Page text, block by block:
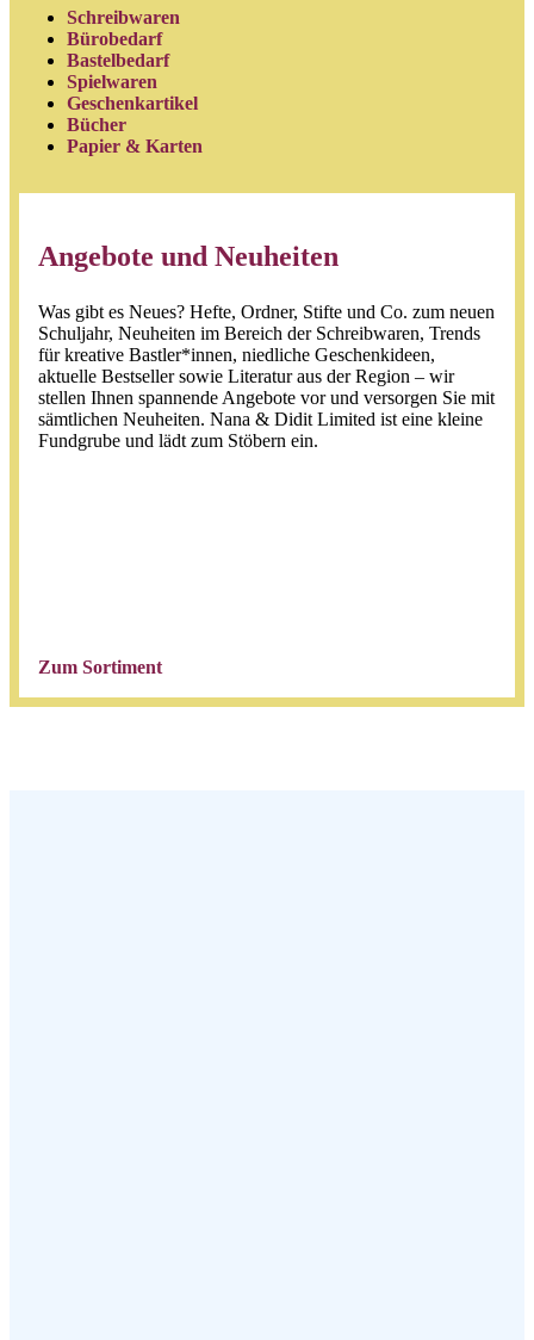
Schreibwaren
Bürobedarf
Bastelbedarf
Spielwaren
Geschenkartikel
Bücher
Papier & Karten
Angebote und Neuheiten
Was gibt es Neues? Hefte, Ordner, Stifte und Co. zum neuen
Schuljahr, Neuheiten im Bereich der Schreibwaren, Trends
für kreative Bastler*innen, niedliche Geschenkideen,
aktuelle Bestseller sowie Literatur aus der Region – wir
stellen Ihnen spannende Angebote vor und versorgen Sie mit
sämtlichen Neuheiten. Nana & Didit Limited ist eine kleine
Fundgrube und lädt zum Stöbern ein.
Zum Sortiment